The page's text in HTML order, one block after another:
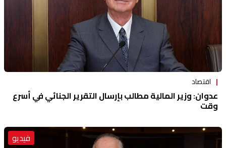
اقتصاد
عدوان: وزير المالية مطالب بإرسال التقرير الجنائي في أسرع
وقت
فيديو